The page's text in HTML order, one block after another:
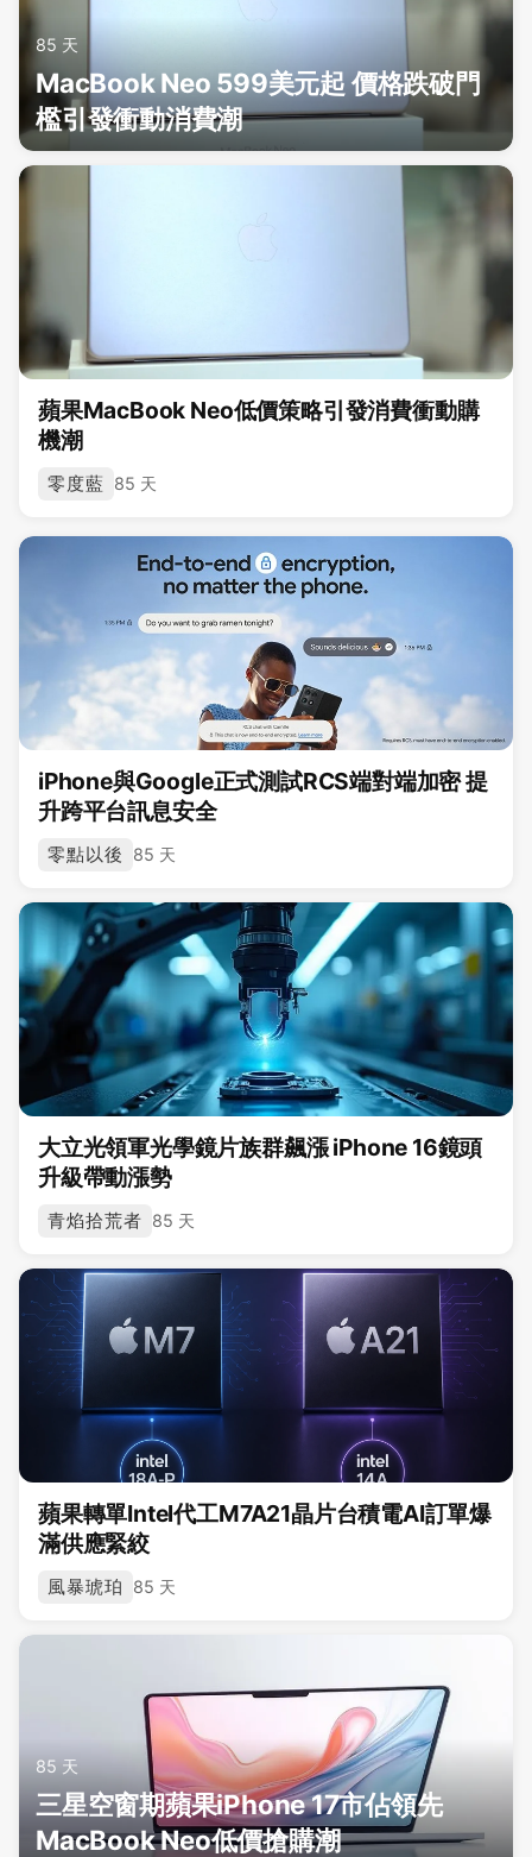
85 天
MacBook Neo 599美元起 價格跌破門
檻引發衝動消費潮
蘋果MacBook Neo低價策略引發消費衝動購
機潮
零度藍 85 天
iPhone與Google正式測試RCS端對端加密 提
升跨平台訊息安全
零點以後 85 天
大立光領軍光學鏡片族群飆漲 iPhone 16鏡頭
升級帶動漲勢
青焰拾荒者 85 天
蘋果轉單Intel代工M7A21晶片台積電AI訂單爆
滿供應緊絞
風暴琥珀 85 天
85 天
三星空窗期蘋果iPhone 17市佔領先
MacBook Neo低價搶購潮